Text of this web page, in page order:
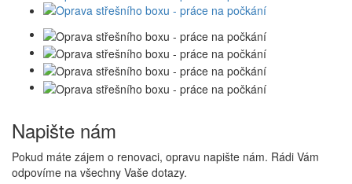
Napište nám
Pokud máte zájem o renovaci, opravu napište nám. Rádi Vám
odpovíme na všechny Vaše dotazy.